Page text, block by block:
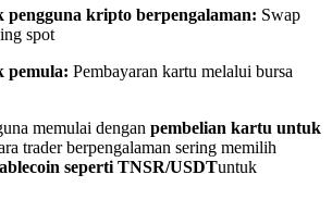
keuntungan dan komisi copy trading
kripto berpengalaman: Swap
spot
pemula: Pembayaran kartu melalui bursa
memulai dengan pembelian kartu untuk
trader berpengalaman sering memilih
seperti TNSR/USDTuntuk